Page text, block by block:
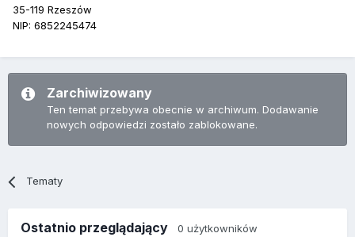
35-119 Rzeszów
NIP: 6852245474
Zarchiwizowany
Ten temat przebywa obecnie w archiwum. Dodawanie
nowych odpowiedzi zostało zablokowane.
Tematy
Ostatnio przeglądający 0 użytkowników